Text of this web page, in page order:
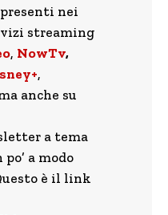
nei
streaming
, NowTv,
,
anche su
a tema
a modo
è il link